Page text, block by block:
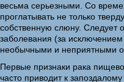
весьма серьезными. Со
проглатывать не только
собственную слюну. Следует
заболевания (за
необычными и неприятными
Первые признаки рака
часто приводит к